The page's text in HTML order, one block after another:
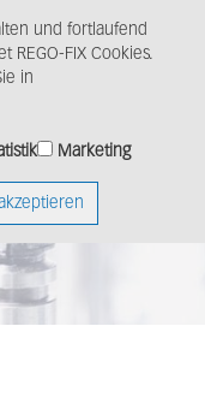
und fortlaufend
REGO-FIX Cookies.
in
Marketing